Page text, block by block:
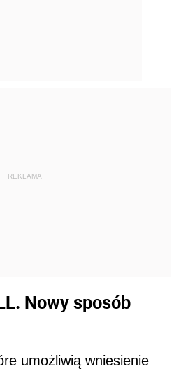
REKLAMA
Nowy sposób
umożliwią wniesienie